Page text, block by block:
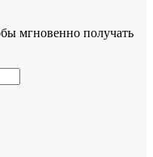
мгновенно получать